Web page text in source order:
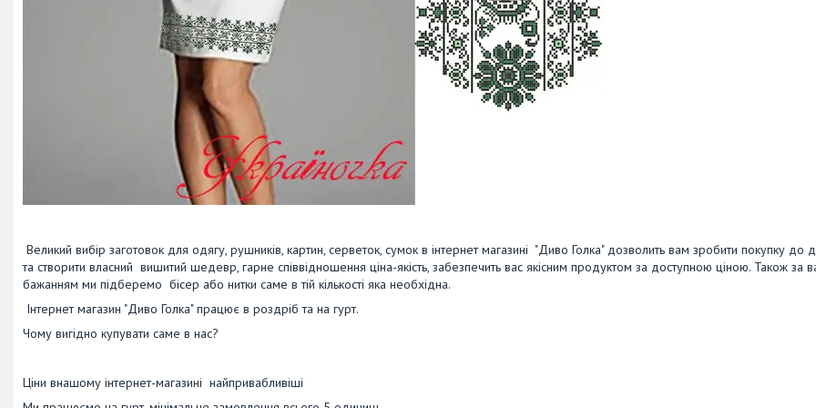
Великий вибір заготовок для одягу, рушників, картин, серветок, сумок в інтернет магазині "Диво Голка" дозволить вам зробити покупку до
та створити власний вишитий шедевр, гарне співвідношення ціна-якість, забезпечить вас якісним продуктом за доступною ціною. Також за
бажанням ми підберемо бісер або нитки саме в тій кількості яка необхідна.
Інтернет магазин "Диво Голка" працює в роздріб та на гурт.
Чому вигідно купувати саме в нас?
Ціни внашому інтернет-магазині найпривабливіші